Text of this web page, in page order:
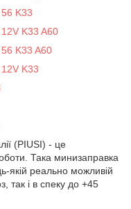
K33
K33 A60
K33 A60
K33
(PIUSI) - це
Така минизаправка
якій реально можливій
так і в спеку до +45